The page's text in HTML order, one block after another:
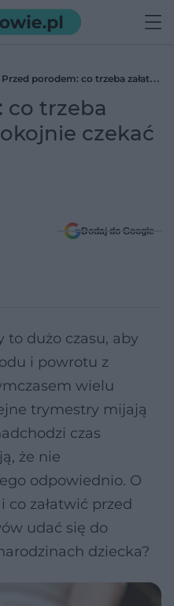
Przed porodem: co trzeba załatwić,
co trzeba
czekać
Dodaj do Google
to dużo czasu, aby
i powrotu z
wielu
trymestry mijają
czas
że nie
odpowiednio. O
co załatwić przed
udać się do
dziecka?